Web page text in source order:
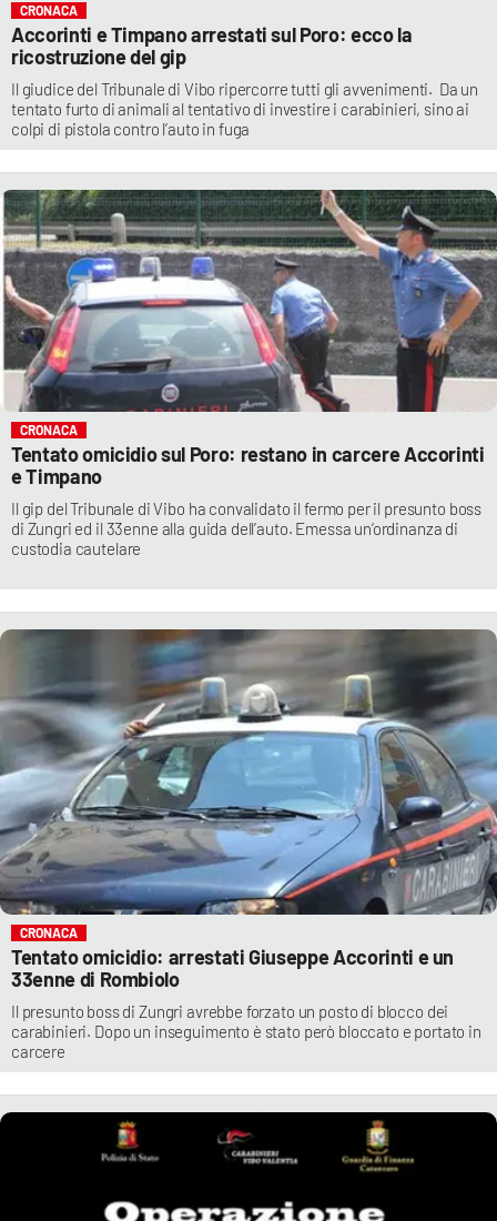
CRONACA
Accorinti e Timpano arrestati sul Poro: ecco la
ricostruzione del gip
Il giudice del Tribunale di Vibo ripercorre tutti gli avvenimenti. Da un
tentato furto di animali al tentativo di investire i carabinieri, sino ai
colpi di pistola contro l’auto in fuga
CRONACA
Tentato omicidio sul Poro: restano in carcere Accorinti
e Timpano
Il gip del Tribunale di Vibo ha convalidato il fermo per il presunto boss
di Zungri ed il 33enne alla guida dell’auto. Emessa un’ordinanza di
custodia cautelare
CRONACA
Tentato omicidio: arrestati Giuseppe Accorinti e un
33enne di Rombiolo
Il presunto boss di Zungri avrebbe forzato un posto di blocco dei
carabinieri. Dopo un inseguimento è stato però bloccato e portato in
carcere